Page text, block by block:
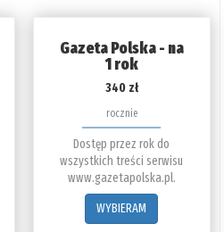
Gazeta Polska - na
1 rok
340 zł
rocznie
Dostęp przez rok do
wszystkich treści serwisu
www.gazetapolska.pl.
WYBIERAM